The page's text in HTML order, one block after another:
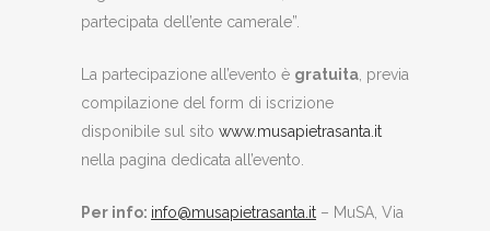
partecipata dell’ente camerale”.
La partecipazione all’evento è gratuita, previa
compilazione del form di iscrizione
disponibile sul sito www.musapietrasanta.it
nella pagina dedicata all’evento.
Per info: info@musapietrasanta.it – MuSA, Via